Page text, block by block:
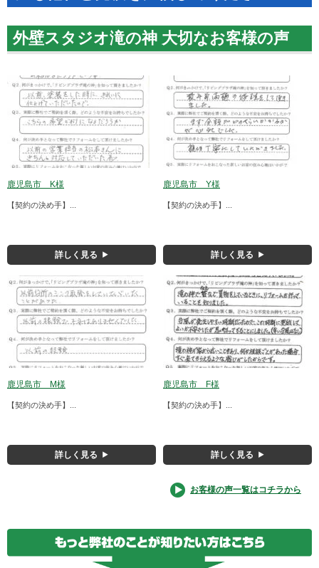
外壁スタジオ滝の神 大切なお客様の声
鹿児島市 K様
【契約の決め手】...
詳しく見る
鹿児島市 Y様
【契約の決め手】...
詳しく見る
鹿児島市 M様
【契約の決め手】...
詳しく見る
鹿児島市 F様
【契約の決め手】...
詳しく見る
お客様の声一覧はコチラから